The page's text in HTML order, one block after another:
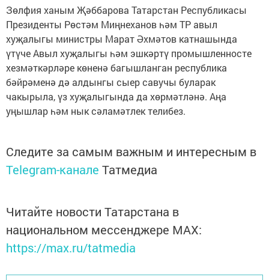
Зөлфия ханым Җәббарова Татарстан Республикасы
Президенты Рөстәм Миңнеханов һәм ТР авыл
хуҗалыгы министры Марат Әхмәтов катнашында
үтүче Авыл хуҗалыгы һәм эшкәртү промышленносте
хезмәткәрләре көненә багышланган республика
бәйрәменә дә алдынгы сыер савучы буларак
чакырыла, үз хуҗалыгында да хөрмәтләнә. Аңа
уңышлар һәм нык сәламәтлек телибез.
Следите за самым важным и интересным в
Telegram-канале Татмедиа
Читайте новости Татарстана в
национальном мессенджере MАХ:
https://max.ru/tatmedia